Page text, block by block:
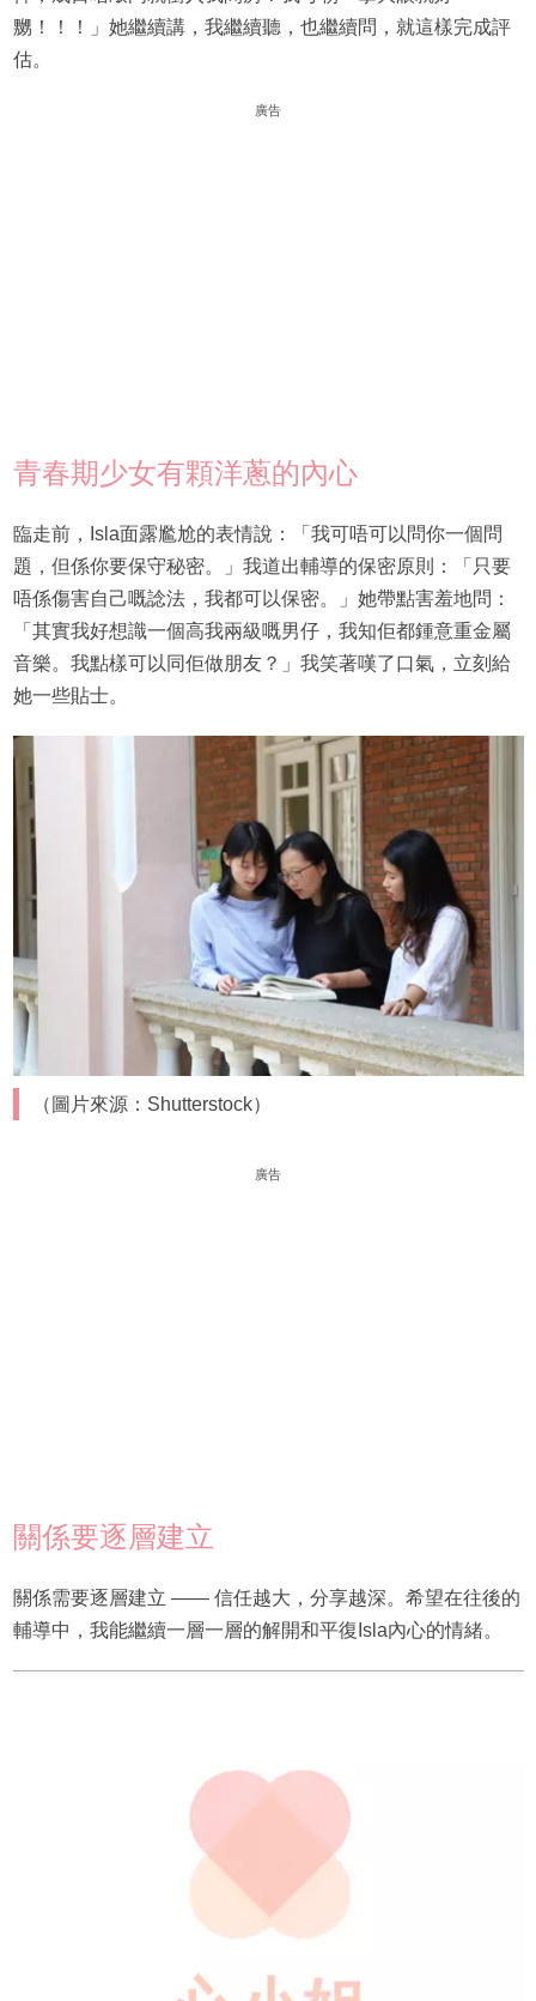
嬲！！！」她繼續講，我繼續聽，也繼續問，就這樣完成評
估。
廣告
青春期少女有顆洋蔥的內心
臨走前，Isla面露尷尬的表情說：「我可唔可以問你一個問
題，但係你要保守秘密。」我道出輔導的保密原則：「只要
唔係傷害自己嘅諗法，我都可以保密。」她帶點害羞地問：
「其實我好想識一個高我兩級嘅男仔，我知佢都鍾意重金屬
音樂。我點樣可以同佢做朋友？」我笑著嘆了口氣，立刻給
她一些貼士。
（圖片來源：Shutterstock）
廣告
關係要逐層建立
關係需要逐層建立 —— 信任越大，分享越深。希望在往後的
輔導中，我能繼續一層一層的解開和平復Isla內心的情緒。